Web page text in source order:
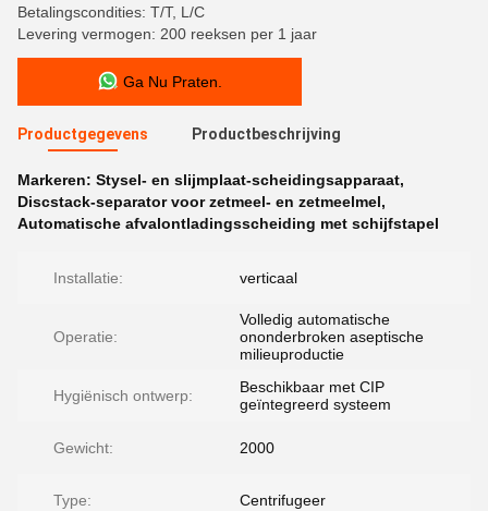
Betalingscondities: T/T, L/C
Levering vermogen: 200 reeksen per 1 jaar
Ga Nu Praten.
Productgegevens Productbeschrijving
Markeren: Stysel- en slijmplaat-scheidingsapparaat,
Discstack-separator voor zetmeel- en zetmeelmel,
Automatische afvalontladingsscheiding met schijfstapel
Installatie: verticaal
Operatie:
Volledig automatische
ononderbroken aseptische
milieuproductie
Hygiënisch ontwerp:
Beschikbaar met CIP
geïntegreerd systeem
Gewicht: 2000
Type: Centrifugeer